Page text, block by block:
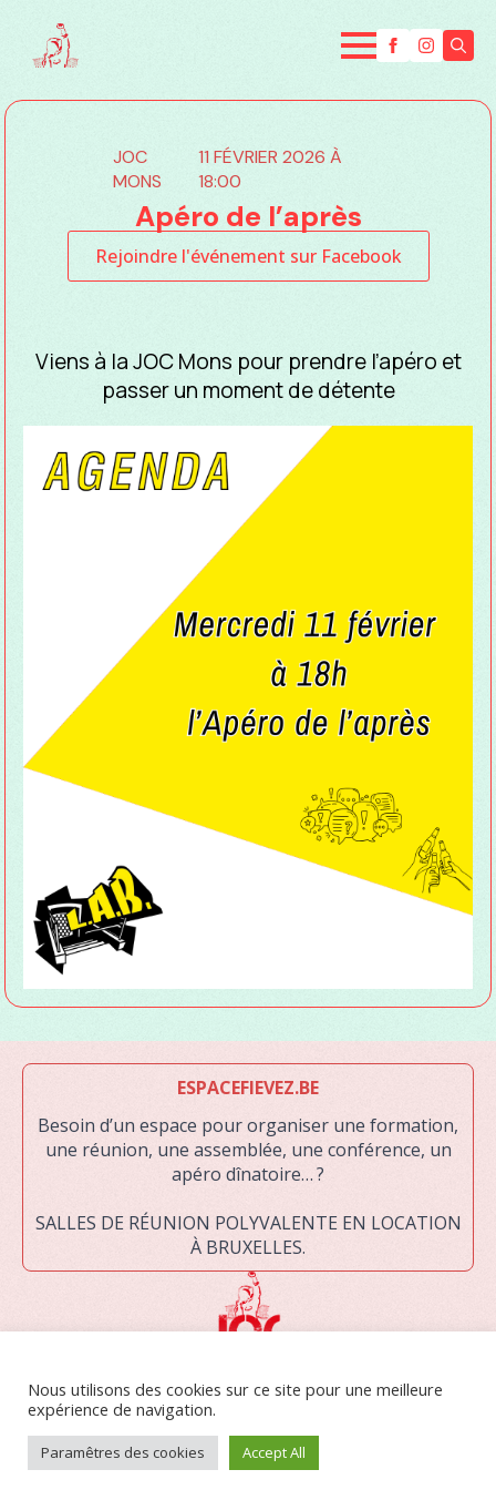
for:
JOC
MONS
11 FÉVRIER 2026 À
18:00
Apéro de l’après
Rejoindre l'événement sur Facebook
Viens à la JOC Mons pour prendre l’apéro et
passer un moment de détente
LA JOC ASBL EST UNE ORGANISATION DE JEUNESSE RECONNUE PAR LA
FÉDÉRATION WALLONIE-BRUXELLES. ELLE RASSEMBLE DES JEUNES
DE MILIEUX POPULAIRES ET LES AIDE À S’ORGANISER AFIN DE MENER
DES ACTIONS COLLECTIVES DE CHANGEMENT.
ESPACEFIEVEZ.BE
Besoin d’un espace pour organiser une formation,
une réunion, une assemblée, une conférence, un
apéro dînatoire… ?
SALLES DE RÉUNION POLYVALENTE EN LOCATION
À BRUXELLES.
Nous utilisons des cookies sur ce site pour une meilleure
expérience de navigation.
Paramêtres des cookies Accept All